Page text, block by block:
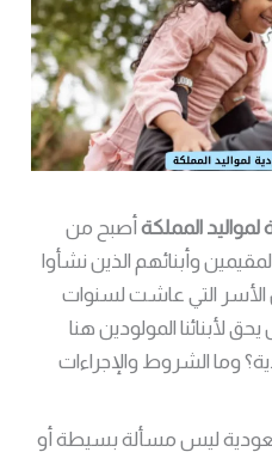
المملكة أصبح من
وأبنائهم الذين نشأوا
الأسر التي عاشت لسنوات
لأبنائنا المولودين هنا
وما الشروط والإجراءات
ليس مسألة بسيطة أو